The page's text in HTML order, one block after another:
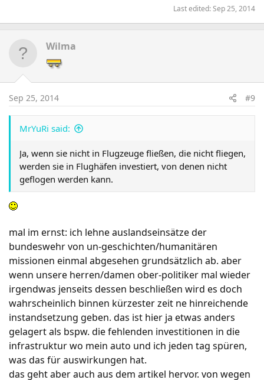
Last edited:Sep 25, 2014
Wilma
Sep 25, 2014 #9
MrYuRi said:
Ja, wenn sie nicht in Flugzeuge fließen, die nicht fliegen,
werden sie in Flughäfen investiert, von denen nicht
geflogen werden kann.
mal im ernst: ich lehne auslandseinsätze der
bundeswehr von un-geschichten/humanitären
missionen einmal abgesehen grundsätzlich ab. aber
wenn unsere herren/damen ober-politiker mal wieder
irgendwas jenseits dessen beschließen wird es doch
wahrscheinlich binnen kürzester zeit ne hinreichende
instandsetzung geben. das ist hier ja etwas anders
gelagert als bspw. die fehlenden investitionen in die
infrastruktur wo mein auto und ich jeden tag spüren,
was das für auswirkungen hat.
das geht aber auch aus dem artikel hervor. von wegen